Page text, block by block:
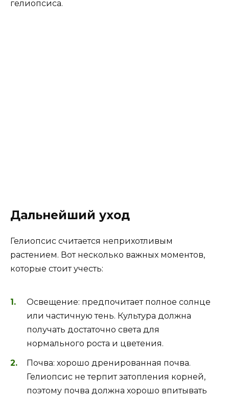
гелиопсиса.
Дальнейший уход
Гелиопсис считается неприхотливым
растением. Вот несколько важных моментов,
которые стоит учесть:
Освещение: предпочитает полное солнце
или частичную тень. Культура должна
получать достаточно света для
нормального роста и цветения.
Почва: хорошо дренированная почва.
Гелиопсис не терпит затопления корней,
поэтому почва должна хорошо впитывать